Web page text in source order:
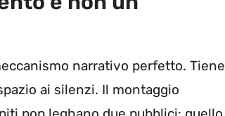
narrativo perfetto. Tiene
ai silenzi. Il montaggio